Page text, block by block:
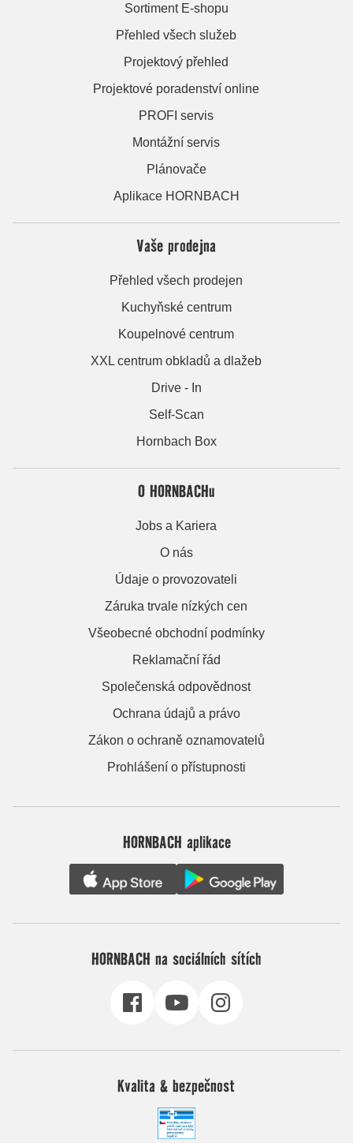
Sortiment E-shopu
Přehled všech služeb
Projektový přehled
Projektové poradenství online
PROFI servis
Montážní servis
Plánovače
Aplikace HORNBACH
Vaše prodejna
Přehled všech prodejen
Kuchyňské centrum
Koupelnové centrum
XXL centrum obkladů a dlažeb
Drive - In
Self-Scan
Hornbach Box
O HORNBACHu
Jobs a Kariera
O nás
Údaje o provozovateli
Záruka trvale nízkých cen
Všeobecné obchodní podmínky
Reklamační řád
Společenská odpovědnost
Ochrana údajů a právo
Zákon o ochraně oznamovatelů
Prohlášení o přístupnosti
HORNBACH aplikace
HORNBACH na sociálních sítích
Kvalita & bezpečnost